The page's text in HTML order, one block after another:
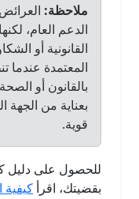
ملاحظة:
الدعم العام،
القانونية أو
المعتمدة عندما
بالقانون أو
بعناية من
قوية.
للحصول على دليل
بقضيتك، اقرأ كيفية